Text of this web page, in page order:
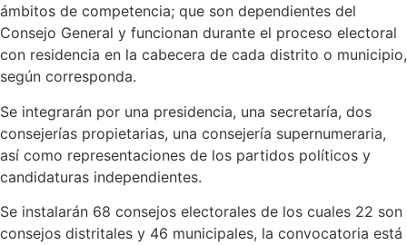
ámbitos de competencia; que son dependientes del
Consejo General y funcionan durante el proceso electoral
con residencia en la cabecera de cada distrito o municipio,
según corresponda.
Se integrarán por una presidencia, una secretaría, dos
consejerías propietarias, una consejería supernumeraria,
así como representaciones de los partidos políticos y
candidaturas independientes.
Se instalarán 68 consejos electorales de los cuales 22 son
consejos distritales y 46 municipales, la convocatoria está